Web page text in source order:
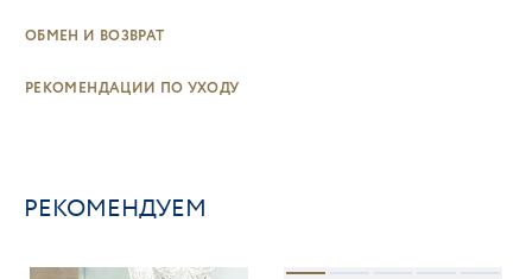
ОБМЕН И ВОЗВРАТ
РЕКОМЕНДАЦИИ ПО УХОДУ
РЕКОМЕНДУЕМ